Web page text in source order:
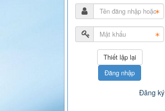
Đăng nhập
Đăng ký